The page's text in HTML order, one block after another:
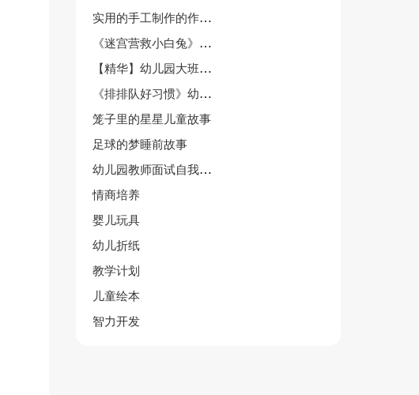
实用的手工制作的作文三篇
《迷宫营救小白兔》幼儿园中班游戏教案
【精华】幼儿园大班教案模板汇总5篇
《排排队好习惯》幼儿园中班上学期社会教案
笼子里的星星儿童故事
足球的梦睡前故事
幼儿园教师面试自我介绍9篇
情商培养
婴儿玩具
幼儿折纸
教学计划
儿童绘本
智力开发